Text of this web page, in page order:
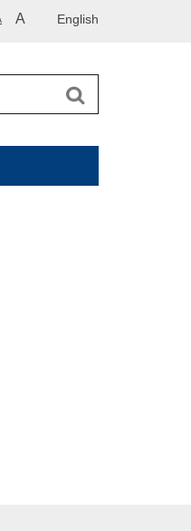
English
A